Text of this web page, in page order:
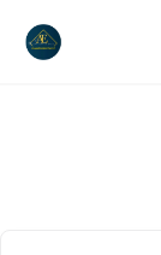
contenido